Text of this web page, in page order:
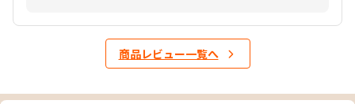
商品レビュー一覧へ